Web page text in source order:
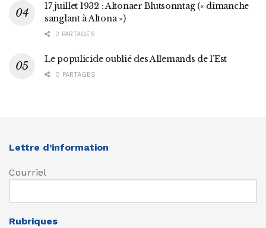
17 juillet 1932 : Altonaer Blutsonntag (« dimanche
sanglant à Altona »)
2 PARTAGES
Le populicide oublié des Allemands de l’Est
0 PARTAGES
Lettre d’information
Courriel
Rubriques